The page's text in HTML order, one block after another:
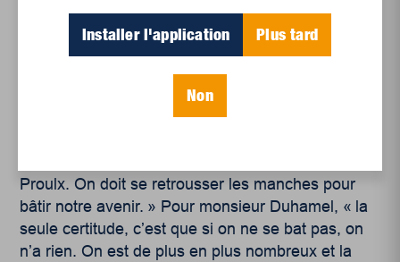
redonne un pouvoir citoyen », estime monsieur
Si l’on en croit les invités de l’émission, les luttes
citoyennes en matière d’environnement sont loin
de s’essouffler. « L’époque dans laquelle on vit
Proulx. On doit se retrousser les manches pour
bâtir notre avenir. » Pour monsieur Duhamel, « la
seule certitude, c’est que si on ne se bat pas, on
n’a rien. On est de plus en plus nombreux et la
Installer l'application Plus tard
Non